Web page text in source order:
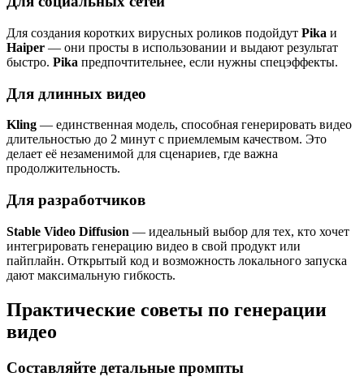
Для создания коротких вирусных роликов подойдут Pika и
Haiper — они просты в использовании и выдают результат
быстро. Pika предпочтительнее, если нужны спецэффекты.
Для длинных видео
Kling — единственная модель, способная генерировать видео
длительностью до 2 минут с приемлемым качеством. Это
делает её незаменимой для сценариев, где важна
продолжительность.
Для разработчиков
Stable Video Diffusion — идеальный выбор для тех, кто хочет
интегрировать генерацию видео в свой продукт или
пайплайн. Открытый код и возможность локального запуска
дают максимальную гибкость.
Практические советы по генерации
видео
Составляйте детальные промпты